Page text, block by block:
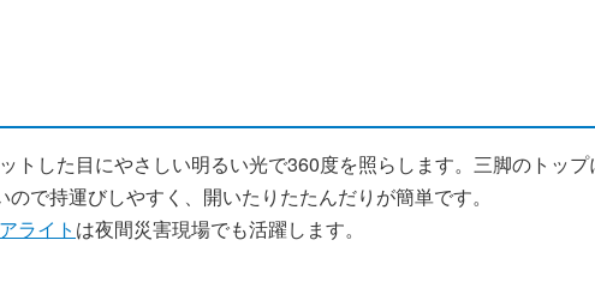
トした目にやさしい明るい光で360度を照らします。三脚のトッ
で持運びしやすく、開いたりたたんだりが簡単です。
ライト は夜間災害現場でも活躍します。